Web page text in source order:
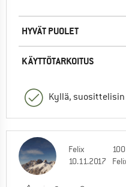
HYVÄT PUOLET
KÄYTTÖTARKOITUS
Kyllä,
Felix
10.11.2017